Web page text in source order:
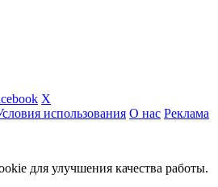
X
использования О нас Реклама
для улучшения качества работы.